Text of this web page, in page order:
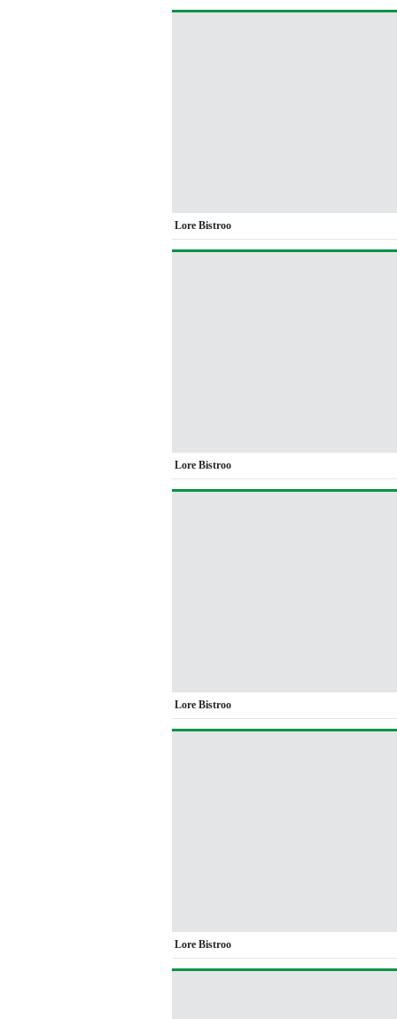
Lore Bistroo
Lore Bistroo
Lore Bistroo
Lore Bistroo